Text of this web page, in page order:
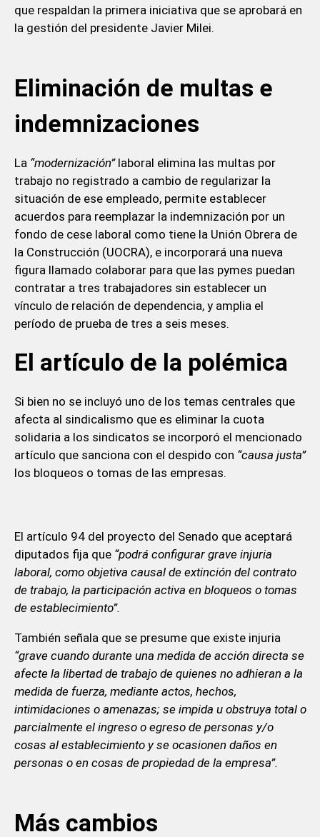
que respaldan la primera iniciativa que se aprobará en
la gestión del presidente Javier Milei.
Eliminación de multas e
indemnizaciones
La “modernización”laboral elimina las multas por
trabajo no registrado a cambio de regularizar la
situación de ese empleado, permite establecer
acuerdos para reemplazar la indemnización por un
fondo de cese laboral como tiene la Unión Obrera de
la Construcción (UOCRA), e incorporará una nueva
figura llamado colaborar para que las pymes puedan
contratar a tres trabajadores sin establecer un
vínculo de relación de dependencia, y amplia el
período de prueba de tres a seis meses.
El artículo de la polémica
Si bien no se incluyó uno de los temas centrales que
afecta al sindicalismo que es eliminar la cuota
solidaria a los sindicatos se incorporó el mencionado
artículo que sanciona con el despido con “causa justa”
los bloqueos o tomas de las empresas.
El artículo 94 del proyecto del Senado que aceptará
diputados fija que “podrá configurar grave injuria
laboral, como objetiva causal de extinción del contrato
de trabajo, la participación activa en bloqueos o tomas
de establecimiento”.
También señala que se presume que existe injuria
“grave cuando durante una medida de acción directa se
afecte la libertad de trabajo de quienes no adhieran a la
medida de fuerza, mediante actos, hechos,
intimidaciones o amenazas; se impida u obstruya total o
parcialmente el ingreso o egreso de personas y/o
cosas al establecimiento y se ocasionen daños en
personas o en cosas de propiedad de la empresa”.
Más cambios